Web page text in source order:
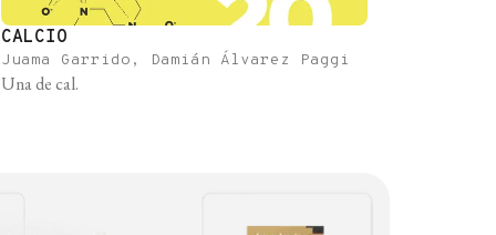
CALCIO
Juama Garrido, Damián Álvarez Paggi
Una de cal.